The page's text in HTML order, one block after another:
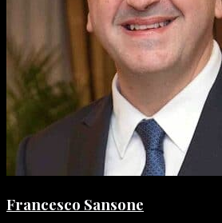
Francesco Sansone